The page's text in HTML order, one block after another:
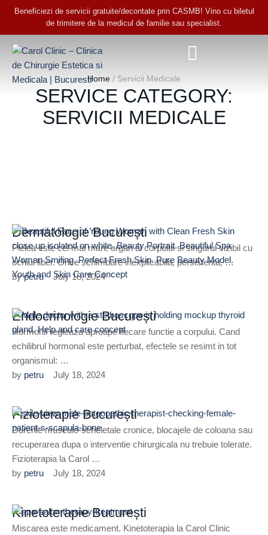
Beneficiezi de servicii gratuite/decontate prin CASMB! Vino cu biletul
de trimitere de la medicul de familie sau specialist.
Home / Servicii Medicale
SERVICE CATEGORY:
SERVICII MEDICALE
Dermatologie București
Pielea este cel mai mare organ al corpului si singurul vizibil cu
ochiul liber. Orice schimbare inexplicabila, persistenta, …
by petru July 18, 2024
Endocrinologie București
Hormonii regleaza aproape fiecare functie a corpului. Cand
echilibrul hormonal este perturbat, efectele se resimt in tot
organismul: …
by petru July 18, 2024
Fizioterapie București
Durerile musculo-scheletale cronice, blocajele de coloana sau
recuperarea dupa o interventie chirurgicala nu trebuie tolerate.
Fizioterapia la Carol …
by petru July 18, 2024
Kinetoterapie București
Miscarea este medicament. Kinetoterapia la Carol Clinic